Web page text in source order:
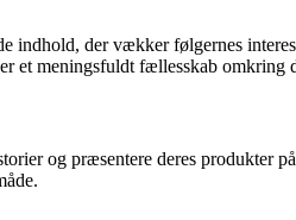
indhold, der vækker følgernes
et meningsfuldt fællesskab omkring
og præsentere deres produkter